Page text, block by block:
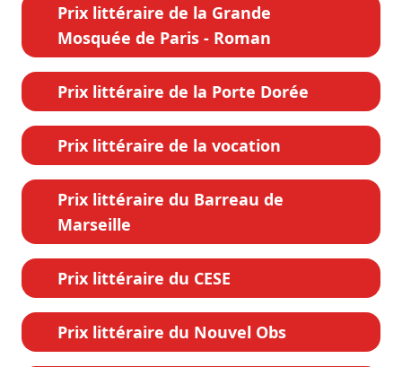
Prix littéraire de la Grande
Mosquée de Paris - Roman
Prix littéraire de la Porte Dorée
Prix littéraire de la vocation
Prix littéraire du Barreau de
Marseille
Prix littéraire du CESE
Prix littéraire du Nouvel Obs